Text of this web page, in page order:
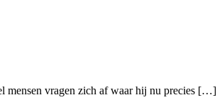
mensen vragen zich af waar hij nu precies […]